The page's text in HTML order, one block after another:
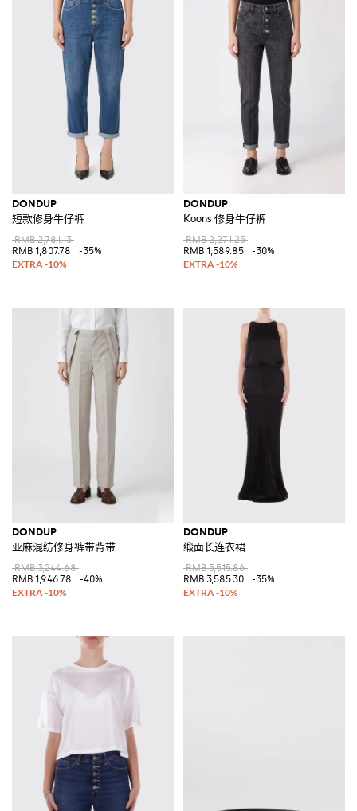
DONDUP
短款修身牛仔裤
RMB 2,781.13
RMB 1,807.78
-35%
DONDUP
Koons 修身牛仔裤
RMB 2,271.25
RMB 1,589.85
-30%
DONDUP
亚麻混纺修身裤带背带
RMB 3,244.68
RMB 1,946.78
-40%
DONDUP
缎面长连衣裙
RMB 5,515.86
RMB 3,585.30
-35%